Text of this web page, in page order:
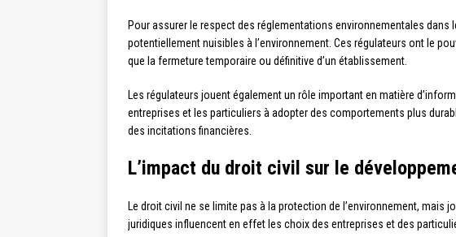
Pour assurer le respect des réglementations environnementales
potentiellement nuisibles à l’environnement. Ces régulateurs ont le
que la fermeture temporaire ou définitive d’un établissement.
Les régulateurs jouent également un rôle important en matière
entreprises et les particuliers à adopter des comportements plus
des incitations financières.
L’impact du droit civil sur le
Le droit civil ne se limite pas à la protection de l’environnement,
juridiques influencent en effet les choix des entreprises et des